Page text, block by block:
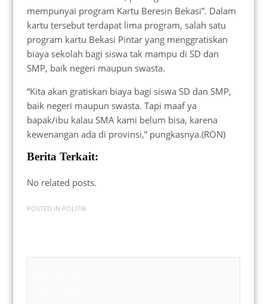
mempunyai program Kartu Beresin Bekasi”. Dalam
kartu tersebut terdapat lima program, salah satu
program kartu Bekasi Pintar yang menggratiskan
biaya sekolah bagi siswa tak mampu di SD dan
SMP, baik negeri maupun swasta.
“Kita akan gratiskan biaya bagi siswa SD dan SMP,
baik negeri maupun swasta. Tapi maaf ya
bapak/ibu kalau SMA kami belum bisa, karena
kewenangan ada di provinsi,” pungkasnya.(RON)
Berita Terkait:
No related posts.
POSTED IN POLITIK